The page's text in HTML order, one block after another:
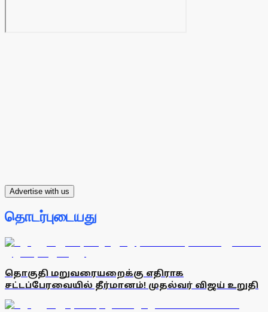
Advertise with us
தொடர்புடையது
தொகுதி மறுவரையறைக்கு எதிராக
சட்டப்பேரவையில் தீர்மானம்! முதல்வர் விஜய் உறுதி